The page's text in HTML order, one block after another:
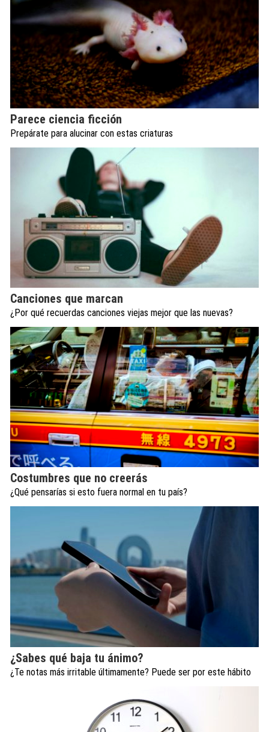
Parece ciencia ficción
Prepárate para alucinar con estas criaturas
Canciones que marcan
¿Por qué recuerdas canciones viejas mejor que las nuevas?
Costumbres que no creerás
¿Qué pensarías si esto fuera normal en tu país?
¿Sabes qué baja tu ánimo?
¿Te notas más irritable últimamente? Puede ser por este hábito